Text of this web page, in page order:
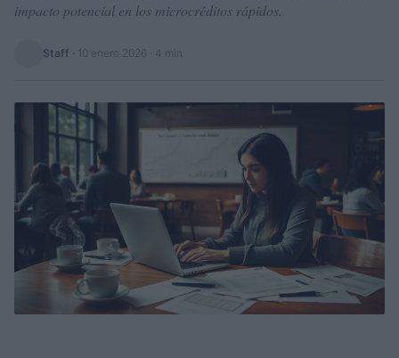
impacto potencial en los microcréditos rápidos.
Staff 10 enero 2026 · 4 min